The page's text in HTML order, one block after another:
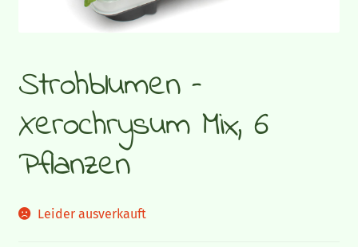
Gräser und Blattschmuckpflanzen
Strukturpflanzen und Bodendecker
Herbstpflanzen und Stauden
Zimmerpflanzen
Strohblumen –
Xerochrysum Mix, 6
Pflanzen
Leider ausverkauft